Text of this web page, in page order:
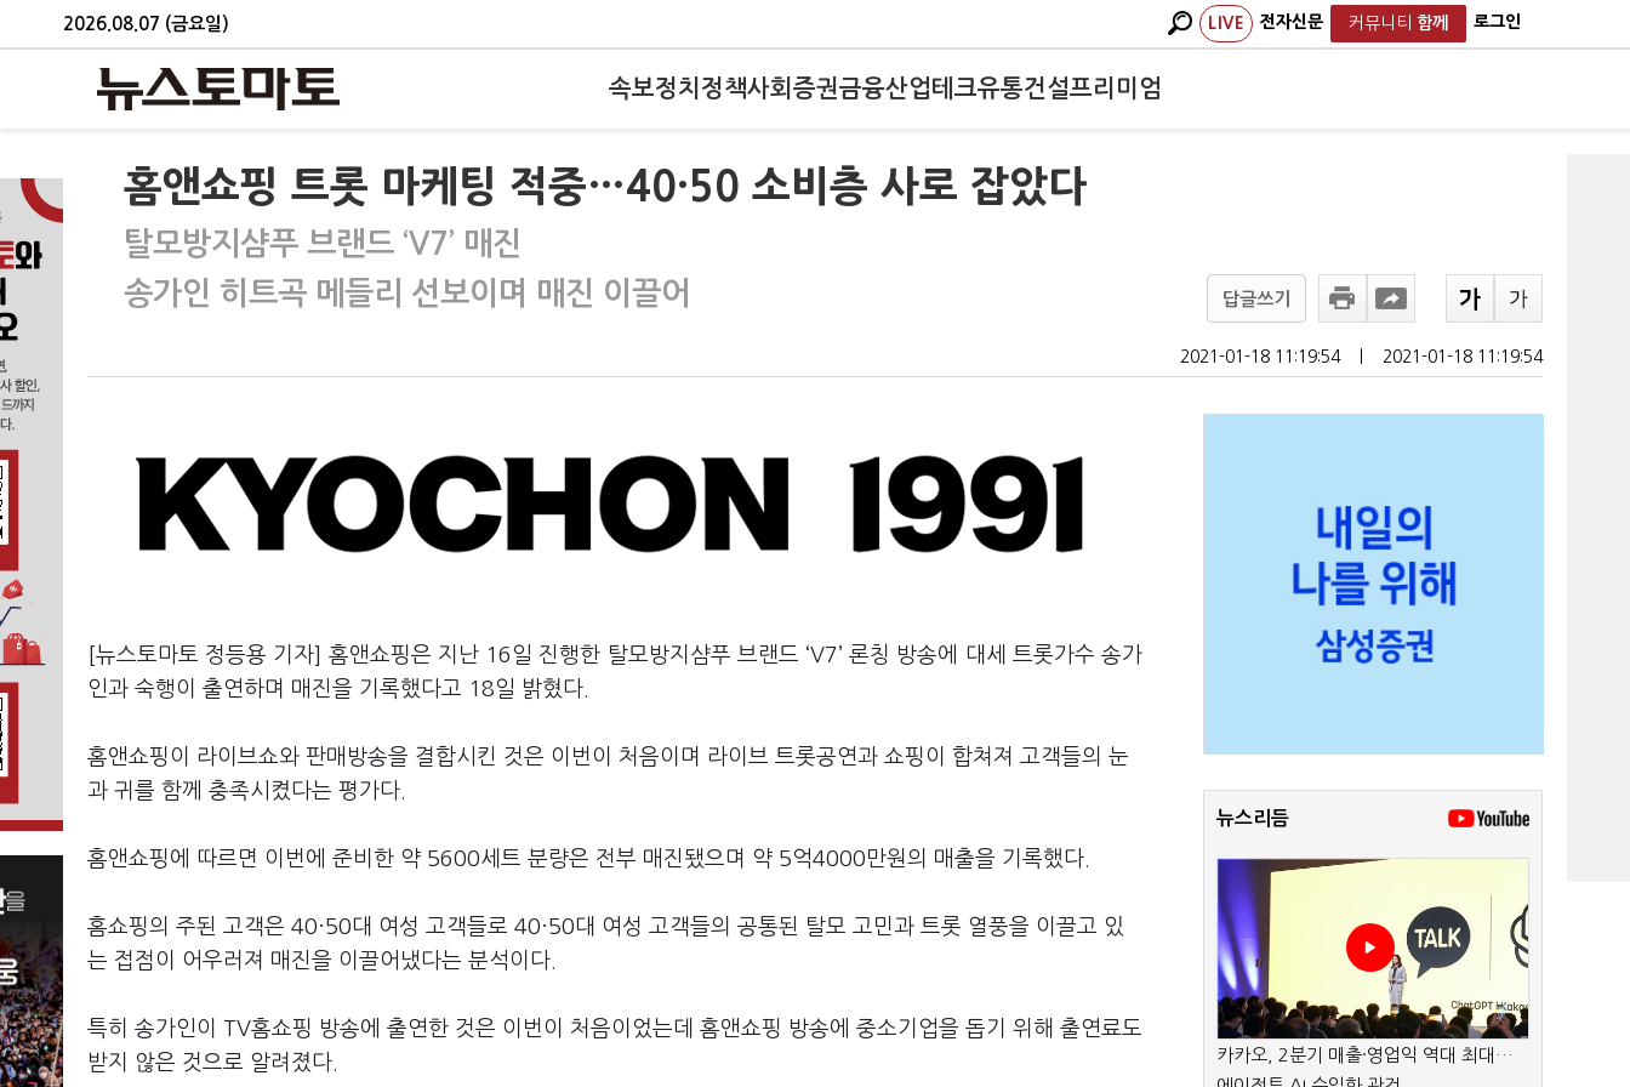
2026.08.07 (금요일) LIVE 전자신문 커뮤니티 함께 로그인
속보정치 정책사회 증권금융산업테크유통건설프리미엄
홈앤쇼핑 트롯 마케팅 적중…40·50 소비층 사로 잡았다
탈모방지샴푸 브랜드 ‘V7’ 매진
송가인 히트곡 메들리 선보이며 매진 이끌어
답글쓰기
2021-01-18 11:19:54 2021-01-18 11:19:54
[뉴스토마토 정등용 기자] 홈앤쇼핑은 지난 16일 진행한 탈모방지샴푸 브랜드 ‘V7’ 론칭 방송에 대세 트롯가수 송가
인과 숙행이 출연하며 매진을 기록했다고 18일 밝혔다.
홈앤쇼핑이 라이브쇼와 판매방송을 결합시킨 것은 이번이 처음이며 라이브 트롯공연과 쇼핑이 합쳐져 고객들의 눈
과 귀를 함께 충족시켰다는 평가다.
홈앤쇼핑에 따르면 이번에 준비한 약 5600세트 분량은 전부 매진됐으며 약 5억4000만원의 매출을 기록했다.
홈쇼핑의 주된 고객은 40·50대 여성 고객들로 40·50대 여성 고객들의 공통된 탈모 고민과 트롯 열풍을 이끌고 있
는 접점이 어우러져 매진을 이끌어냈다는 분석이다.
특히 송가인이 TV홈쇼핑 방송에 출연한 것은 이번이 처음이었는데 홈앤쇼핑 방송에 중소기업을 돕기 위해 출연료도
받지 않은 것으로 알려졌다.
뉴스리듬
카카오, 2분기 매출·영업익 역대 최대…